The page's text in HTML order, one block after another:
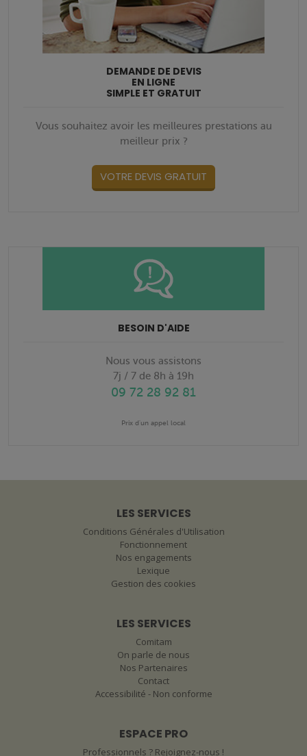
DEMANDE DE DEVIS
EN LIGNE
SIMPLE ET GRATUIT
Vous souhaitez avoir les meilleures prestations au
meilleur prix ?
VOTRE DEVIS GRATUIT
BESOIN D'AIDE
Nous vous assistons
7j / 7 de 8h à 19h
09 72 28 92 81
Prix d'un appel local
LES SERVICES
Conditions Générales d'Utilisation
Fonctionnement
Nos engagements
Lexique
Gestion des cookies
LES SERVICES
Comitam
On parle de nous
Nos Partenaires
Contact
Accessibilité - Non conforme
ESPACE PRO
Professionnels ? Rejoignez-nous !